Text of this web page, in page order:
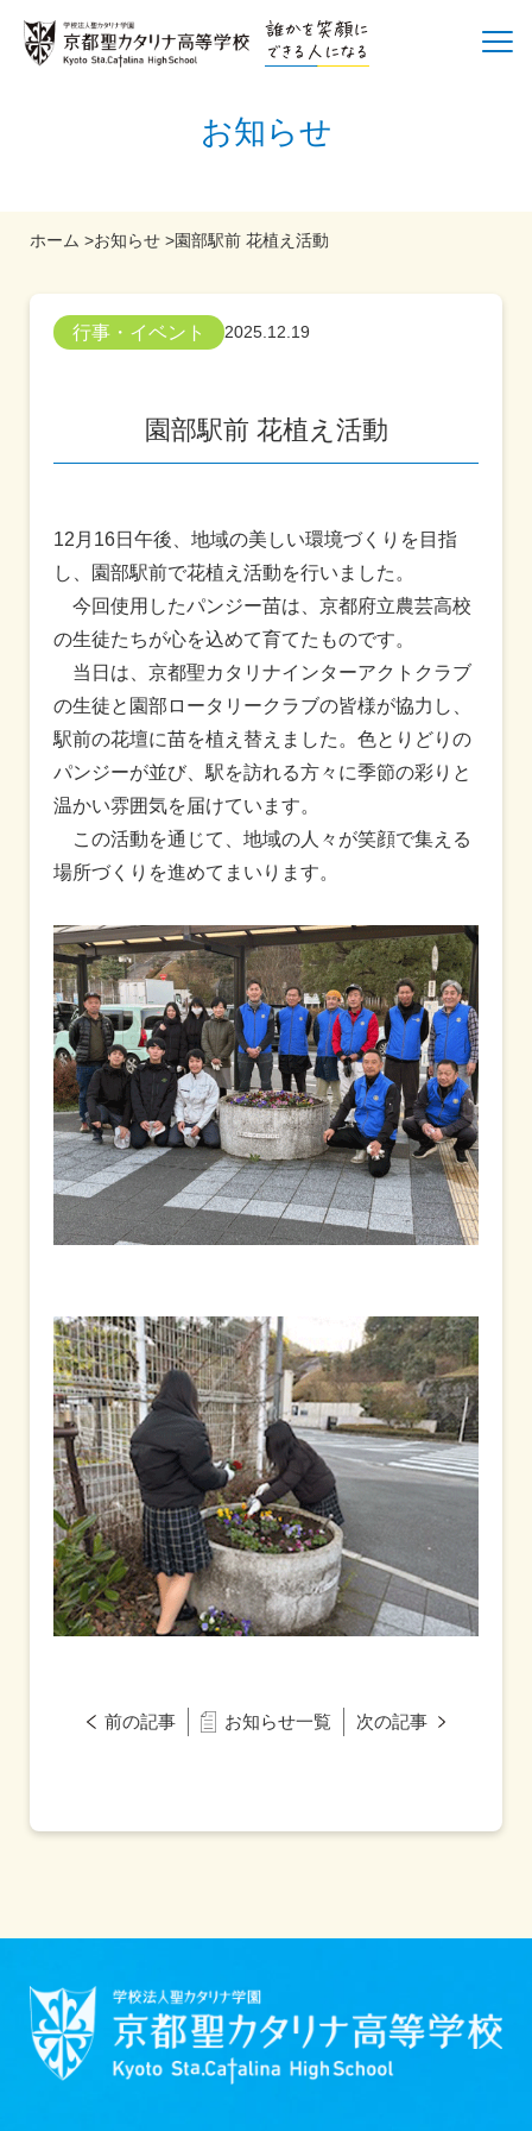
お知らせ
ホーム >お知らせ >園部駅前 花植え活動
行事・イベント 2025.12.19
園部駅前 花植え活動
12月16日午後、地域の美しい環境づくりを目指
し、園部駅前で花植え活動を行いました。
今回使用したパンジー苗は、京都府立農芸高校
の生徒たちが心を込めて育てたものです。
当日は、京都聖カタリナインターアクトクラブ
の生徒と園部ロータリークラブの皆様が協力し、
駅前の花壇に苗を植え替えました。色とりどりの
パンジーが並び、駅を訪れる方々に季節の彩りと
温かい雰囲気を届けています。
この活動を通じて、地域の人々が笑顔で集える
場所づくりを進めてまいります。
前の記事 お知らせ一覧 次の記事